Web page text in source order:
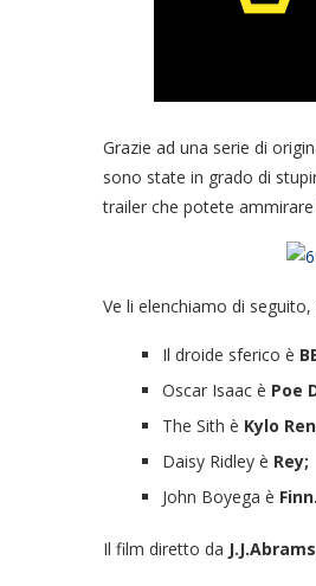
Grazie ad una serie di
sono state in grado di
trailer che potete ammirare
Ve li elenchiamo di
Il droide sferico è
Oscar Isaac è Poe
The Sith è Kylo
Daisy Ridley è Rey;
John Boyega è Finn.
Il film diretto da